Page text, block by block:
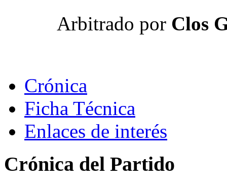
Arbitrado por Clos
Crónica
Ficha Técnica
Enlaces de interés
Crónica del Partido